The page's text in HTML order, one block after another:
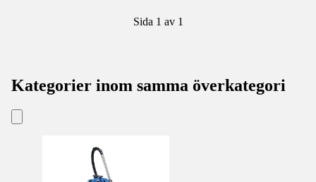
Sida 1 av 1
Kategorier inom samma överkategori